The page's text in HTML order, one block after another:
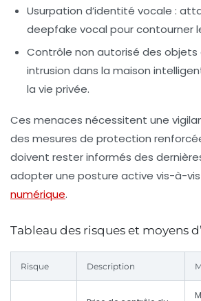
Usurpation d’identité vocale :
deepfake vocal pour contourner
Contrôle non autorisé des
intrusion dans la maison
la vie privée.
Ces menaces nécessitent une
des mesures de protection
doivent rester informés des
adopter une posture active vis-à-
numérique.
Tableau des risques et moyens
Risque Description